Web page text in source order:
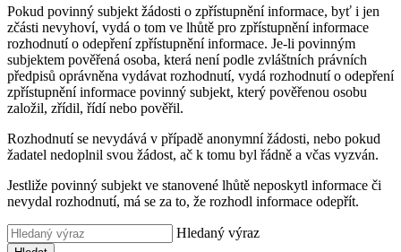
Pokud povinný subjekt žádosti o zpřístupnění informace, byť i jen
zčásti nevyhoví, vydá o tom ve lhůtě pro zpřístupnění informace
rozhodnutí o odepření zpřístupnění informace. Je-li povinným
subjektem pověřená osoba, která není podle zvláštních právních
předpisů oprávněna vydávat rozhodnutí, vydá rozhodnutí o odepření
zpřístupnění informace povinný subjekt, který pověřenou osobu
založil, zřídil, řídí nebo pověřil.
Rozhodnutí se nevydává v případě anonymní žádosti, nebo pokud
žadatel nedoplnil svou žádost, ač k tomu byl řádně a včas vyzván.
Jestliže povinný subjekt ve stanovené lhůtě neposkytl informace či
nevydal rozhodnutí, má se za to, že rozhodl informace odepřít.
Hledaný výraz